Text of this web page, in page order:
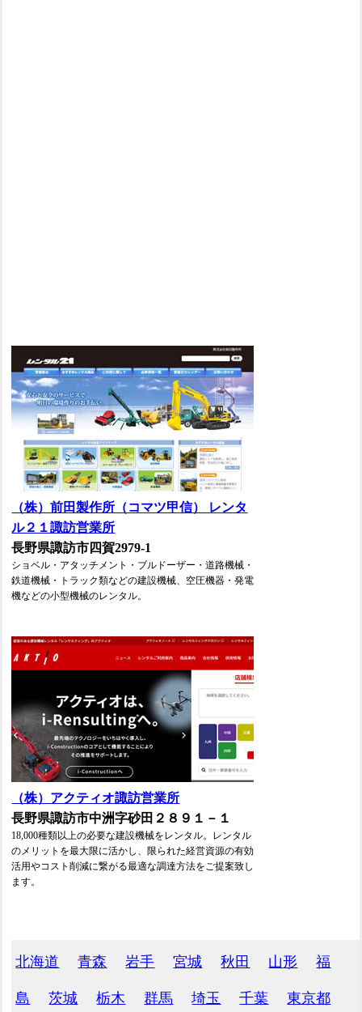
（株）前田製作所（コマツ甲信） レンタ
ル２１諏訪営業所
長野県諏訪市四賀2979-1
ショベル・アタッチメント・ブルドーザー・道路機械・
鉄道機械・トラック類などの建設機械、空圧機器・発電
機などの小型機械のレンタル。
（株）アクティオ諏訪営業所
長野県諏訪市中洲字砂田２８９１－１
18,000種類以上の必要な建設機械をレンタル。レンタル
のメリットを最大限に活かし、限られた経営資源の有効
活用やコスト削減に繋がる最適な調達方法をご提案致し
ます。
北海道 青森 岩手 宮城 秋田 山形 福
島 茨城 栃木 群馬 埼玉 千葉 東京都